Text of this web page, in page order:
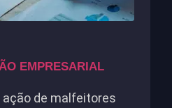
EMPRESARIAL
ação de malfeitores